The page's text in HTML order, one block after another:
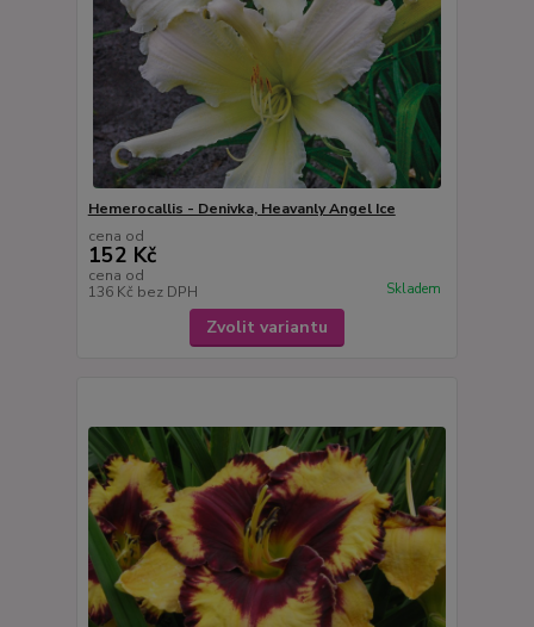
Hemerocallis - Denivka, Heavanly Angel Ice
cena od
152 Kč
cena od
136 Kč bez DPH Skladem
Zvolit variantu